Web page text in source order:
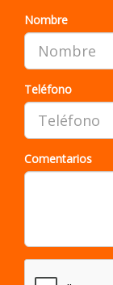
Nombre
Teléfono
Comentarios